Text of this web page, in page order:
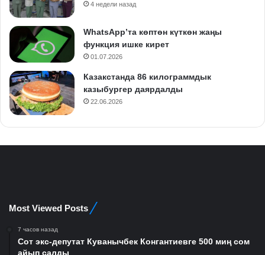
4 недели назад
WhatsApp’та көптөн күткөн жаңы
функция ишке кирет
01.07.2026
Казакстанда 86 килограммдык
казыбургер даярдалды
22.06.2026
Most Viewed Posts
7 часов назад
Сот экс-депутат Куванычбек Конгантиевге 500 миң сом
айып салды